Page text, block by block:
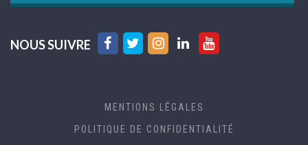
NOUS SUIVRE
Lien
compte
Lien
compte
Lien
compte
Lien
compte
LinkedinYoutube
MENTIONS LÉGALES
POLITIQUE DE CONFIDENTIALITÉ